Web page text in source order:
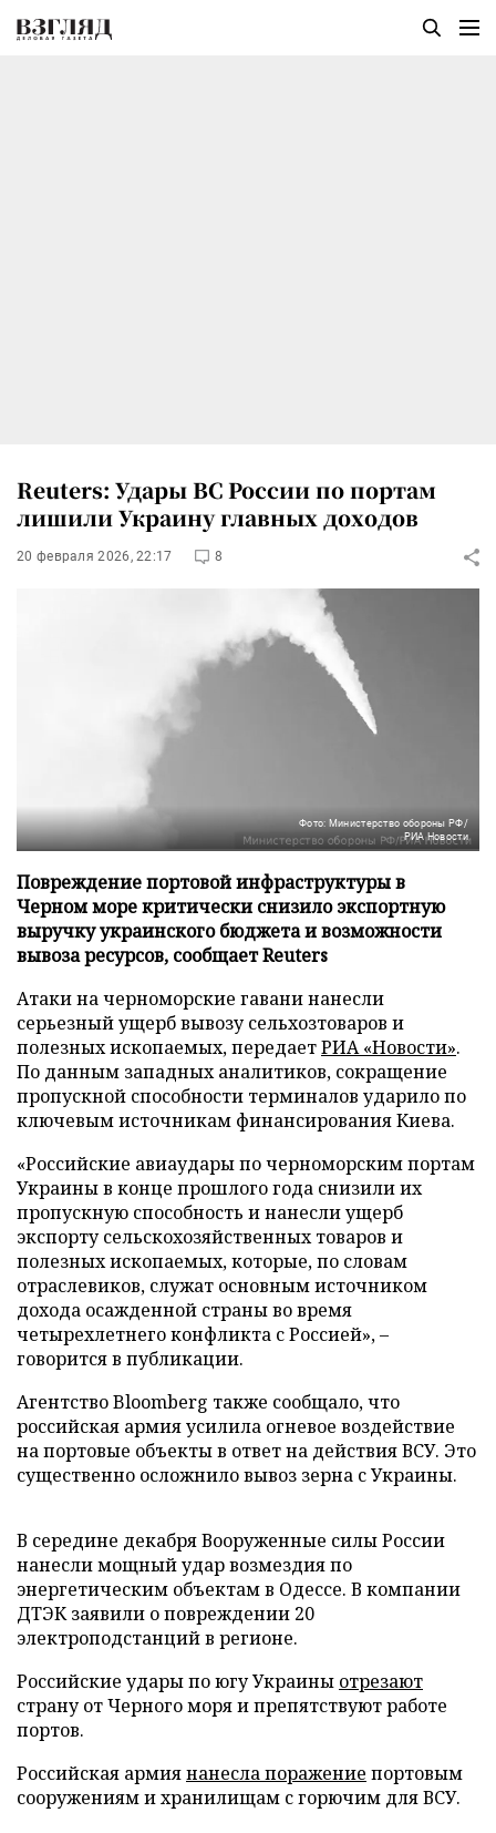
Reuters: Удары ВС России по портам
лишили Украину главных доходов
20 февраля 2026, 22:17 8
Фото: Министерство обороны РФ/
РИА Новости
Повреждение портовой инфраструктуры в
Черном море критически снизило экспортную
выручку украинского бюджета и возможности
вывоза ресурсов, сообщает Reuters
Атаки на черноморские гавани нанесли
серьезный ущерб вывозу сельхозтоваров и
полезных ископаемых, передаетРИА «Новости».
По данным западных аналитиков, сокращение
пропускной способности терминалов ударило по
ключевым источникам финансирования Киева.
«Российские авиаудары по черноморским портам
Украины в конце прошлого года снизили их
пропускную способность и нанесли ущерб
экспорту сельскохозяйственных товаров и
полезных ископаемых, которые, по словам
отраслевиков, служат основным источником
дохода осажденной страны во время
четырехлетнего конфликта с Россией», –
говорится в публикации.
Агентство Bloomberg также сообщало, что
российская армия усилила огневое воздействие
на портовые объекты в ответ на действия ВСУ. Это
существенно осложнило вывоз зерна с Украины.
В середине декабря Вооруженные силы России
нанесли мощный удар возмездия по
энергетическим объектам в Одессе. В компании
ДТЭК заявили о повреждении 20
электроподстанций в регионе.
Российские удары по югу Украины отрезают
страну от Черного моря и препятствуют работе
портов.
Российская армиянанесла поражение портовым
сооружениям и хранилищам с горючим для ВСУ.